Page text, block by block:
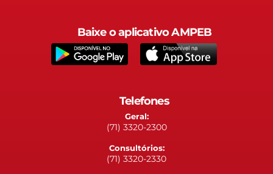
Baixe o aplicativo AMPEB
Telefones
Geral:
(71) 3320-2300
Consultórios:
(71) 3320-2330